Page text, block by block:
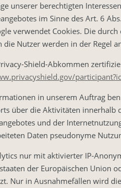
unserer berechtigten
im Sinne des Art. 6
verwendet Cookies. Die
die Nutzer werden in der Regel
Shield-Abkommen
in unserem Auftrag
über die Aktivitäten
und der
Daten pseudonyme
nur mit aktivierter IP-
der Europäischen Union
Nur in Ausnahmefällen wird